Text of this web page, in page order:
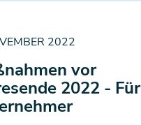
2022
vor
2022 - Für